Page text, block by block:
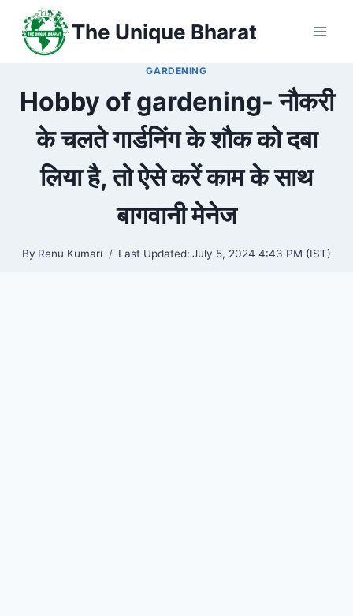
content
The Unique Bharat
GARDENING
Hobby of gardening- नौकरी
के चलते गार्डनिंग के शौक को दबा
लिया है, तो ऐसे करें काम के साथ
बागवानी मेनेज
By Renu Kumari Last Updated: July 5, 2024 4:43 PM (IST)